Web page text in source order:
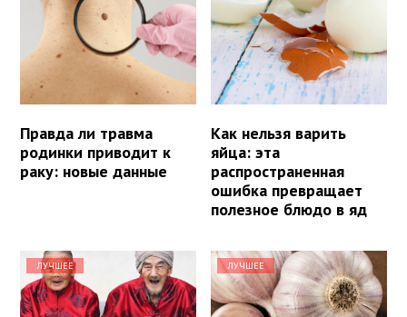
Правда ли травма
родинки приводит к
раку: новые данные
Как нельзя варить
яйца: эта
распространенная
ошибка превращает
полезное блюдо в яд
ЛУЧШЕЕ ЛУЧШЕЕ